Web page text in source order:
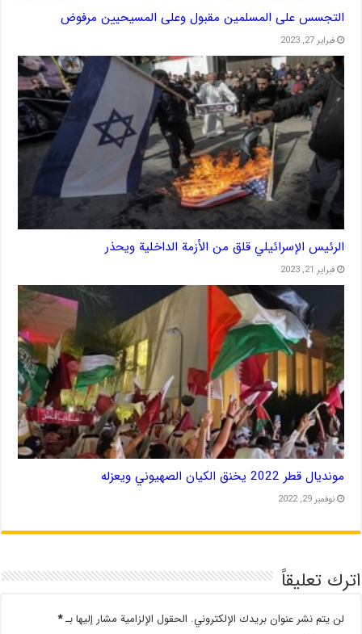
التجسس على المسلمين مقبول وعلى المسيحيين مرفوض
فبراير 27, 2023
الرئيس الإسرائيلي قلق من الأزمة الداخلية ويحذر
فبراير 21, 2023
مونديال قطر 2022 يخنق الكيان الصهيوني ويعزله
نوفمبر 29, 2022
اترك تعليقاً
لن يتم نشر عنوان بريدك الإلكتروني. الحقول الإلزامية مشار إليها بـ*